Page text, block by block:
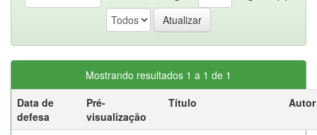
Mostrando resultados 1 a 1 de 1
Data de
defesa
Pré-
visualização
Título Autor